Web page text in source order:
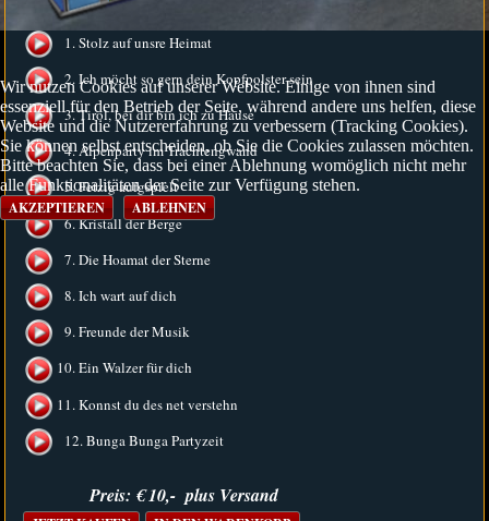
1. Stolz auf unsre Heimat
2. Ich möcht so gern dein Kopfpolster sein
3. Tirol, bei dir bin ich zu Hause
4. Alpenparty im Trachtengwand
5. Fetzig aufgspielt
6. Kristall der Berge
7. Die Hoamat der Sterne
8. Ich wart auf dich
9. Freunde der Musik
10. Ein Walzer für dich
11. Konnst du des net verstehn
12. Bunga Bunga Partyzeit
Preis: € 10,- plus Versand
Wir nutzen Cookies auf unserer Website. Einige von ihnen sind
essenziell für den Betrieb der Seite, während andere uns helfen, diese
Website und die Nutzererfahrung zu verbessern (Tracking Cookies).
Sie können selbst entscheiden, ob Sie die Cookies zulassen möchten.
Bitte beachten Sie, dass bei einer Ablehnung womöglich nicht mehr
alle Funktionalitäten der Seite zur Verfügung stehen.
AKZEPTIEREN
ABLEHNEN